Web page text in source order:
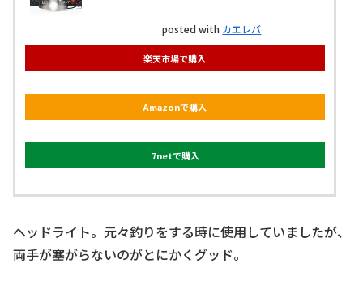
posted with カエレバ
楽天市場で購入
Amazonで購入
7netで購入
ヘッドライト。元々釣りをする時に使用していましたが、
両手が塞がらないのがとにかくグッド。